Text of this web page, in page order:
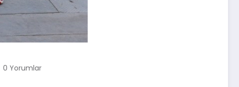
0 Yorumlar